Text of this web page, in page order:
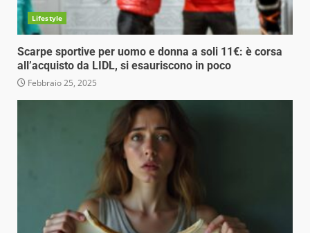
Lifestyle
Scarpe sportive per uomo e donna a soli 11€: è corsa
all’acquisto da LIDL, si esauriscono in poco
Febbraio 25, 2025